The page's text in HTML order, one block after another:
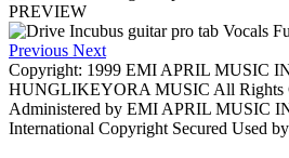
PREVIEW
Previous Next
Copyright: 1999 EMI APRIL MUSIC
HUNGLIKEYORA MUSIC All Rights
Administered by EMI APRIL MUSIC
International Copyright Secured Used